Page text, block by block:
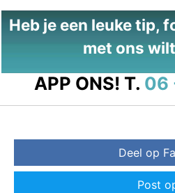
Heb je een leuke tip,
met ons
APP ONS! T. 06
Deel op
Post